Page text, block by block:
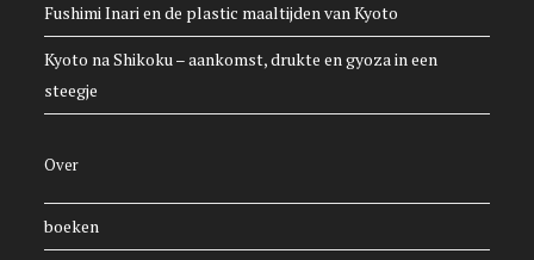
Fushimi Inari en de plastic maaltijden van Kyoto
Kyoto na Shikoku – aankomst, drukte en gyoza in een
steegje
Over
boeken